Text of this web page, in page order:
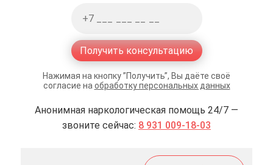
Получить консультацию
Нажимая на кнопку ”Получить”, Вы даёте своё
согласие на обработку персональных данных
Анонимная наркологическая помощь 24/7 —
звоните сейчас: 8 931 009-18-03